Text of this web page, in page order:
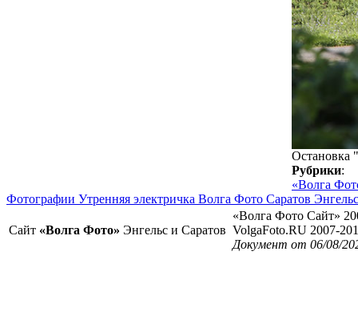
Остановка
Рубрики:
«Волга
Фотографии Утренняя электричка Волга Фото Саратов Энгельс
Сайт «Волга Фото» Энгельс и Саратов
«Волга Фото Сайт»
VolgaFoto.RU 2007-
Документ от 06/08/